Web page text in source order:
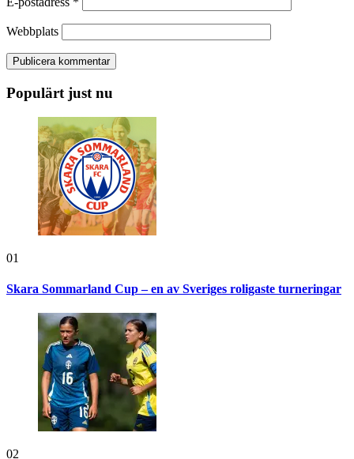
Webbplats
Populärt just nu
01
Skara Sommarland Cup – en av Sveriges roligaste turneringar
02